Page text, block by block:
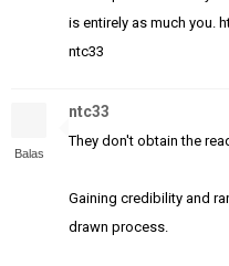
is entirely as much you.
ntc33
Balas
ntc33
They don't obtain the
Gaining credibility and
drawn process.